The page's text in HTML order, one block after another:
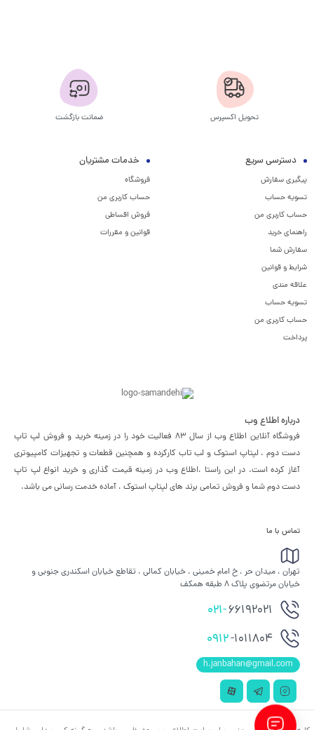
تحویل اکسپرس ضمانت بازگشت
دسترسی سریع
پیگیری سفارش
تسویه حساب
حساب کاربری من
راهنمای خرید
سفارش شما
شرایط و قوانین
علاقه مندی
تسویه حساب
حساب کاربری من
پرداخت
خدمات مشتریان
فروشگاه
حساب کاربری من
فروش اقساطی
قوانین و مقررات
درباره اطلاع وب
فروشگاه آنلاین اطلاع وب از سال 83 فعالیت خود را در زمینه خرید و فروش لپ تاپ
دست دوم ، لپتاپ استوک و لب تاب کارکرده و همچنین قطعات و تجهیزات کامپیوتری
آغاز کرده است. در این راستا ،‌اطلاع وب در زمینه قیمت گذاری و خرید انواع لپ تاپ
دست دوم شما و فروش تمامی برند های لپتاپ استوک ، آماده خدمت رسانی می باشد.
تماس با ما
تهران ، میدان حر ، خ امام خمینی ، خیابان کمالی ، تقاطع خیابان اسکندری جنوبی و
خیابان مرتضوی پلاک 8 طبقه همکف
021-66192021
0912-1011804
h.janbahan@gmail.com